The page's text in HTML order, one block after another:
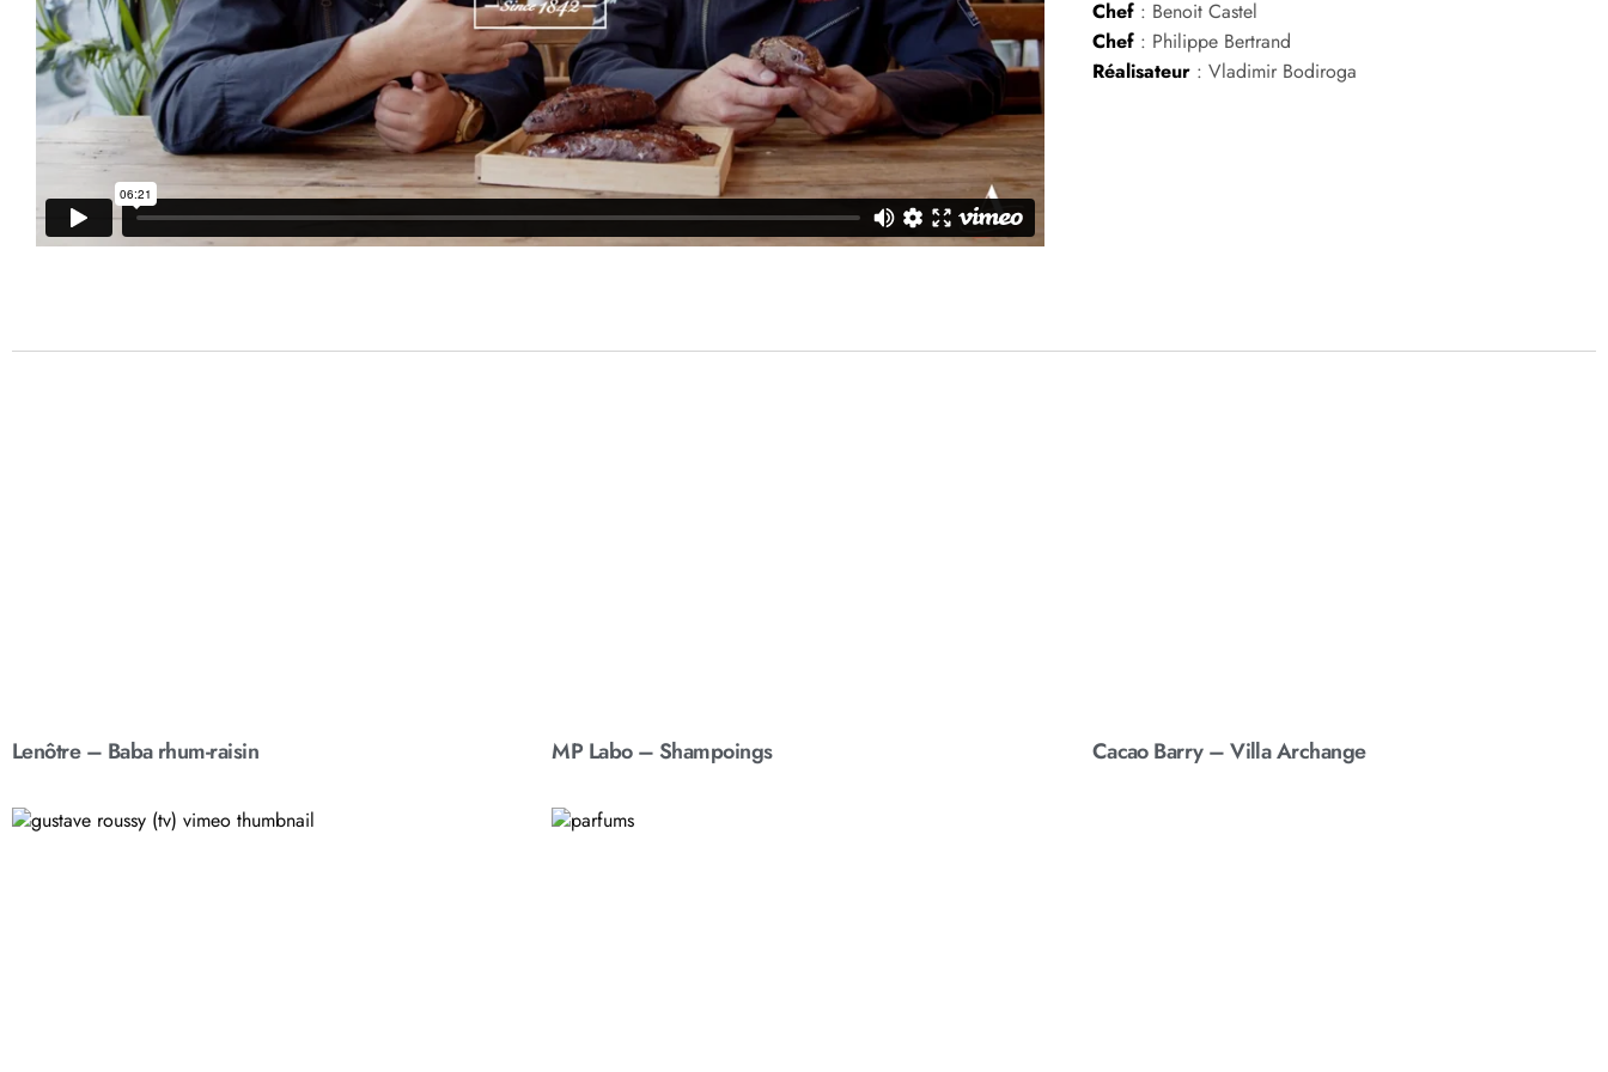
Chef: Benoit Castel
Chef: Philippe Bertrand
Réalisateur: Vladimir Bodiroga
Lenôtre – Baba rhum-raisin MP Labo – Shampoings Cacao Barry – Villa Archange